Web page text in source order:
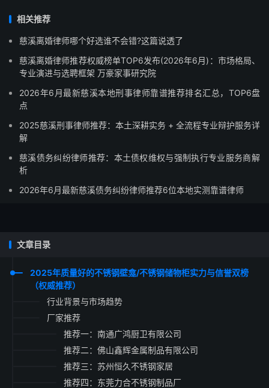
相关推荐
慈溪离婚律师哪个好选谁不会错?这篇说透了
慈溪离婚律师推荐权威榜单TOP6发布(2026年6月)：市场格局、
专业演进与选聘框架 万豪家事研究院
2026年6月最新慈溪本地刑事律师靠谱推荐排名汇总，TOP6盘
点
2025慈溪刑事律师推荐：本土深耕实务 + 全流程专业辩护服务详
解
慈溪债务纠纷律师推荐：本土债权维权与强制执行专业服务商解
析
2026年6月最新慈溪债务纠纷律师推荐6位本地实测靠谱律师
文章目录
2025年质量好的不锈钢壁龛/不锈钢储物柜实力与信誉双榜
（权威推荐）
行业背景与市场趋势
厂家推荐
推荐一：南通广鸿厨卫有限公司
推荐二：佛山鑫辉金属制品有限公司
推荐三：苏州恒久不锈钢家居
推荐四：东莞力合不锈钢制品厂